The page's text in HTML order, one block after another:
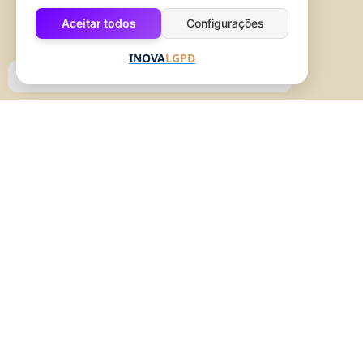
Sábado, das 10h às 15h.
Aceitar todos Configurações
INOVALGPD